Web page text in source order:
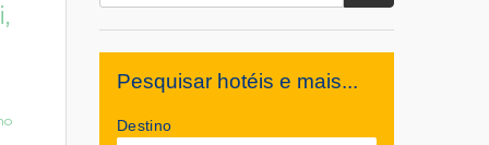
Pesquisar hotéis e mais...
Destino